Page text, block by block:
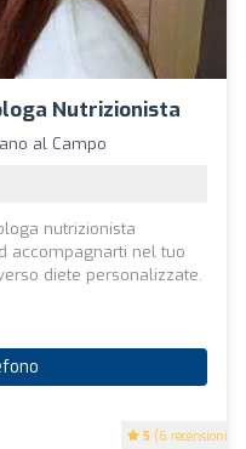
Nutrizionista
5 (6 recensioni)
al Campo
nutrizionista
accompagnarti nel tuo
diete personalizzate.